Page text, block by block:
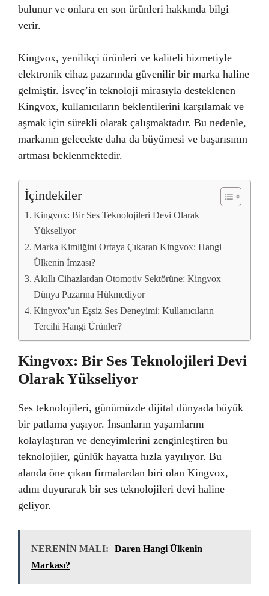
bulunur ve onlara en son ürünleri hakkında bilgi
verir.
Kingvox, yenilikçi ürünleri ve kaliteli hizmetiyle
elektronik cihaz pazarında güvenilir bir marka haline
gelmiştir. İsveç’in teknoloji mirasıyla desteklenen
Kingvox, kullanıcıların beklentilerini karşılamak ve
aşmak için sürekli olarak çalışmaktadır. Bu nedenle,
markanın gelecekte daha da büyümesi ve başarısının
artması beklenmektedir.
İçindekiler
Kingvox: Bir Ses Teknolojileri Devi Olarak
Yükseliyor
Marka Kimliğini Ortaya Çıkaran Kingvox: Hangi
Ülkenin İmzası?
Akıllı Cihazlardan Otomotiv Sektörüne: Kingvox
Dünya Pazarına Hükmediyor
Kingvox’un Eşsiz Ses Deneyimi: Kullanıcıların
Tercihi Hangi Ürünler?
Kingvox: Bir Ses Teknolojileri Devi
Olarak Yükseliyor
Ses teknolojileri, günümüzde dijital dünyada büyük
bir patlama yaşıyor. İnsanların yaşamlarını
kolaylaştıran ve deneyimlerini zenginleştiren bu
teknolojiler, günlük hayatta hızla yayılıyor. Bu
alanda öne çıkan firmalardan biri olan Kingvox,
adını duyurarak bir ses teknolojileri devi haline
geliyor.
NERENİN MALI:
Daren Hangi Ülkenin
Markası?